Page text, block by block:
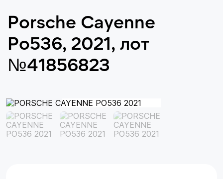
Porsche Cayenne
Po536, 2021, лот
№41856823